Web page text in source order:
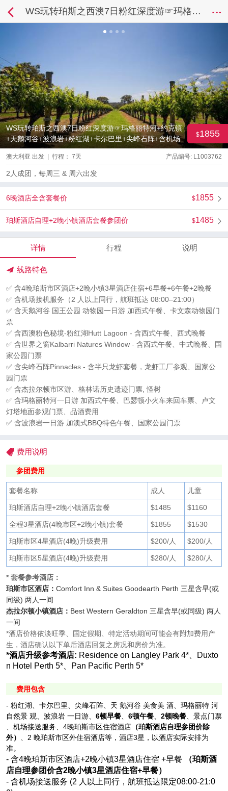
WS玩转珀斯之西澳7日粉红深度游☞玛格丽特河+约克镇+天鹅河谷+波浪岩+粉红湖+卡尔巴里+尖峰石阵+含机场接送
WS玩转珀斯之西澳7日粉红深度游☞玛格丽特河+约克镇
+天鹅河谷+波浪岩+粉红湖+卡尔巴里+尖峰石阵+含机场
接送
1855
产品编号: L1003762
澳大利亚 出发 | 行程： 7天
2人成团，每周三 & 周六出发
1855
6晚酒店全含套餐价
1485
珀斯酒店自理+2晚小镇酒店套餐参团价
详情 行程 说明
线路特色
✅ 含4晚珀斯市区酒店+2晚小镇3星酒店住宿+6早餐+6午餐+2晚餐
✅ 含机场接机服务（2 人以上同行，航班抵达 08:00–21:00）
✅ 含天鹅河谷 国王公园 动物园一日游 加西式午餐、卡文森动物园门
票
✅ 含西澳粉色秘境-粉红湖Hutt Lagoon - 含西式午餐、西式晚餐
✅ 含世界之窗Kalbarri Natures Window - 含西式午餐、中式晚餐、国
家公园门票
✅ 含尖峰石阵Pinnacles - 含半只龙虾套餐，龙虾工厂参观、国家公
园门票
✅ 含杰拉尔顿市区游、格林诺历史遗迹门票, 怪树
✅ 含玛格丽特河一日游 加西式午餐、巴瑟顿小火车来回车票、卢文
灯塔地面参观门票、品酒费用
✅ 含波浪岩一日游 加澳式BBQ特色午餐、国家公园门票
费用说明
参团费用
套餐名称 成人 儿童
珀斯酒店自理+2晚小镇酒店套餐 $1485 $1160
全程3星酒店(4晚市区+2晚小镇)套餐 $1855 $1530
珀斯市区4星酒店(4晚)升级费用 $200/人 $200/人
珀斯市区5星酒店(4晚)升级费用 $280/人 $280/人
* 套餐参考酒店：
珀斯市区酒店： Comfort Inn & Suites Goodearth Perth 三星含早(或
同级) 两人一间
杰拉尔顿小镇酒店： Best Western Geraldton 三星含早(或同级) 两人
一间
*酒店价格依淡旺季、国定假期、特定活动期间可能会有附加费用产
生，酒店确认以下单后酒店回复之房况和房价为准。
*酒店升级参考酒店: Residence on Langley Park 4*、Duxto
n Hotel Perth 5*、Pan Pacific Perth 5*
费用包含
- 粉红湖、卡尔巴里、尖峰石阵、天 鹅河谷 美食美 酒、玛格丽特 河
自然景 观、波浪岩 一日游、 6顿早餐、 6顿午餐、 2顿晚餐、景点门票
、机场接送服务、4晚珀斯市区住宿酒店 （珀斯酒店自理参团价除
外） 、2 晚珀斯市区外住宿酒店等，酒店3星，以酒店实际安排为
准。
- 含4晚珀斯市区酒店+2晚小镇3星酒店住宿 +早餐
（珀斯酒
店自理参团价含2晚小镇3星酒店住宿+早餐）
- 含机场接送服务 (2 人以上同行，航班抵达限定08:00-21:0